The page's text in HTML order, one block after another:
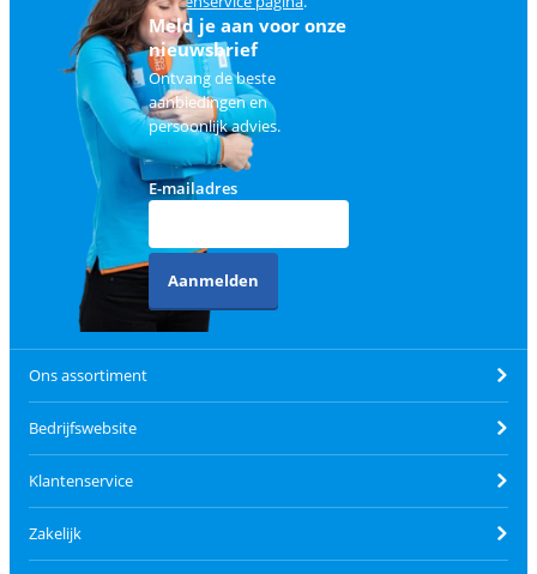
Meld je aan voor onze
nieuwsbrief
Ontvang de beste
aanbiedingen en
persoonlijk advies.
E-mailadres
Aanmelden
Ons assortiment
Bedrijfswebsite
Klantenservice
Zakelijk